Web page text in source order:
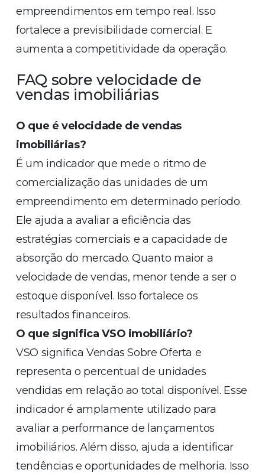
empreendimentos em tempo real. Isso
fortalece a previsibilidade comercial. E
aumenta a competitividade da operação.
FAQ sobre velocidade de
vendas imobiliárias
O que é velocidade de vendas
imobiliárias?
É um indicador que mede o ritmo de
comercialização das unidades de um
empreendimento em determinado período.
Ele ajuda a avaliar a eficiência das
estratégias comerciais e a capacidade de
absorção do mercado. Quanto maior a
velocidade de vendas, menor tende a ser o
estoque disponível. Isso fortalece os
resultados financeiros.
O que significa VSO imobiliário?
VSO significa Vendas Sobre Oferta e
representa o percentual de unidades
vendidas em relação ao total disponível. Esse
indicador é amplamente utilizado para
avaliar a performance de lançamentos
imobiliários. Além disso, ajuda a identificar
tendências e oportunidades de melhoria. Isso